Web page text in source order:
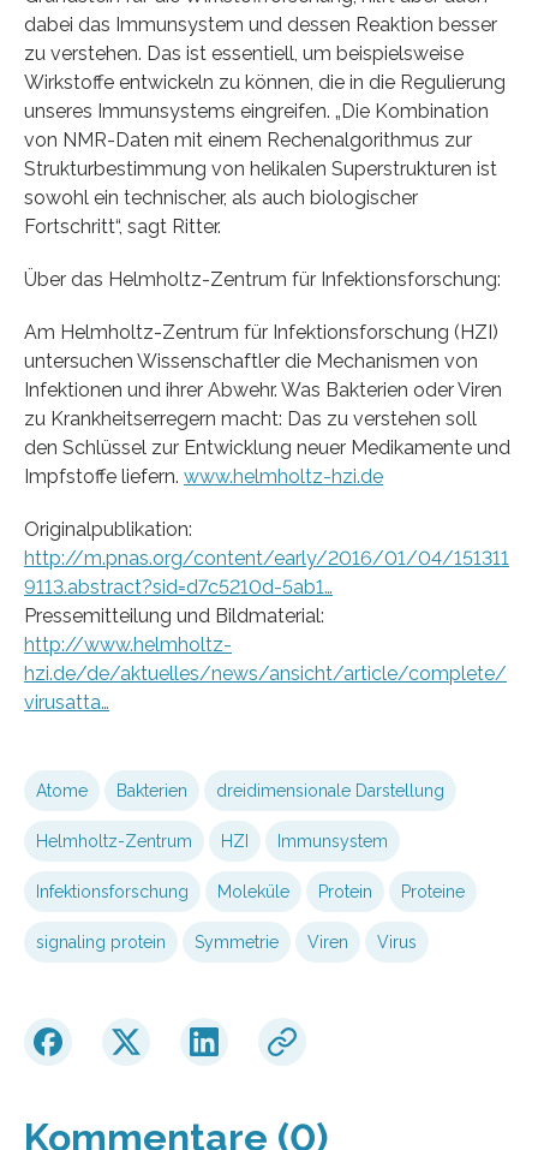
dabei das Immunsystem und dessen Reaktion besser
zu verstehen. Das ist essentiell, um beispielsweise
Wirkstoffe entwickeln zu können, die in die Regulierung
unseres Immunsystems eingreifen. „Die Kombination
von NMR-Daten mit einem Rechenalgorithmus zur
Strukturbestimmung von helikalen Superstrukturen ist
sowohl ein technischer, als auch biologischer
Fortschritt“, sagt Ritter.
Über das Helmholtz-Zentrum für Infektionsforschung:
Am Helmholtz-Zentrum für Infektionsforschung (HZI)
untersuchen Wissenschaftler die Mechanismen von
Infektionen und ihrer Abwehr. Was Bakterien oder Viren
zu Krankheitserregern macht: Das zu verstehen soll
den Schlüssel zur Entwicklung neuer Medikamente und
Impfstoffe liefern. www.helmholtz-hzi.de
Originalpublikation:
http://m.pnas.org/content/early/2016/01/04/151311
9113.abstract?sid=d7c5210d-5ab1…
Pressemitteilung und Bildmaterial:
http://www.helmholtz-
hzi.de/de/aktuelles/news/ansicht/article/complete/
virusatta…
Atome Bakterien dreidimensionale Darstellung
Helmholtz-Zentrum HZI Immunsystem
Infektionsforschung Moleküle Protein Proteine
signaling protein Symmetrie Viren Virus
Kommentare (0)